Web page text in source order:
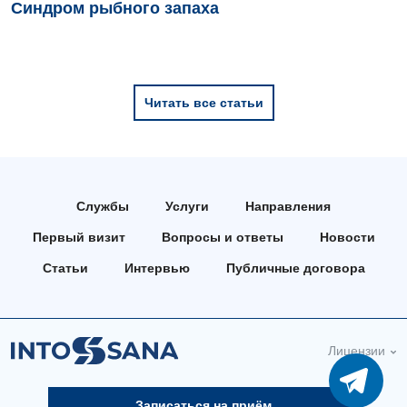
Синдром рыбного запаха
Читать все статьи
Службы Услуги Направления
Первый визит Вопросы и ответы Новости
Статьи Интервью Публичные договора
Лицензии